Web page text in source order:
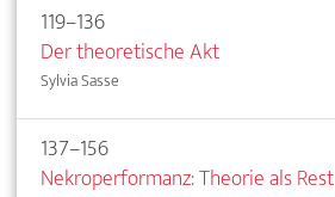
119–136
Der theoretische Akt
Sylvia Sasse
137–156
Nekroperformanz: Theorie als Rest